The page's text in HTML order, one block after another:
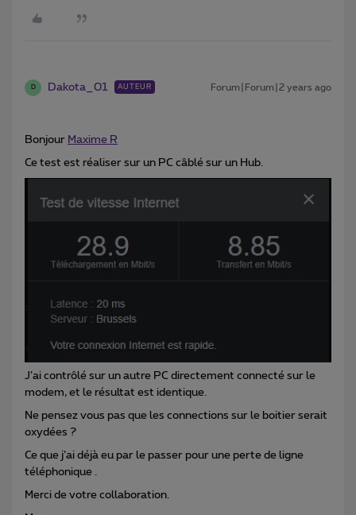
D Dakota_01 AUTEUR Forum|Forum|2 years ago
Bonjour Maxime R
Ce test est réaliser sur un PC câblé sur un Hub.
J’ai contrôlé sur un autre PC directement connecté sur le
modem, et le résultat est identique.
Ne pensez vous pas que les connections sur le boitier serait
oxydées ?
Ce que j’ai déjà eu par le passer pour une perte de ligne
téléphonique .
Merci de votre collaboration.